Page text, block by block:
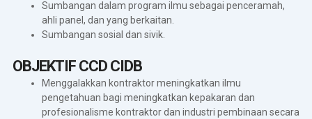
Sumbangan dalam program ilmu sebagai penceramah,
ahli panel, dan yang berkaitan.
Sumbangan sosial dan sivik.
OBJEKTIF CCD CIDB
Menggalakkan kontraktor meningkatkan ilmu
pengetahuan bagi meningkatkan kepakaran dan
profesionalisme kontraktor dan industri pembinaan secara